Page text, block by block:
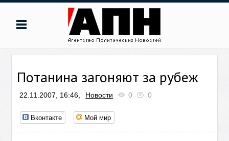
Потанина загоняют за рубеж
22.11.2007, 16:46, Новости 0 0
Вконтакте Мой мир